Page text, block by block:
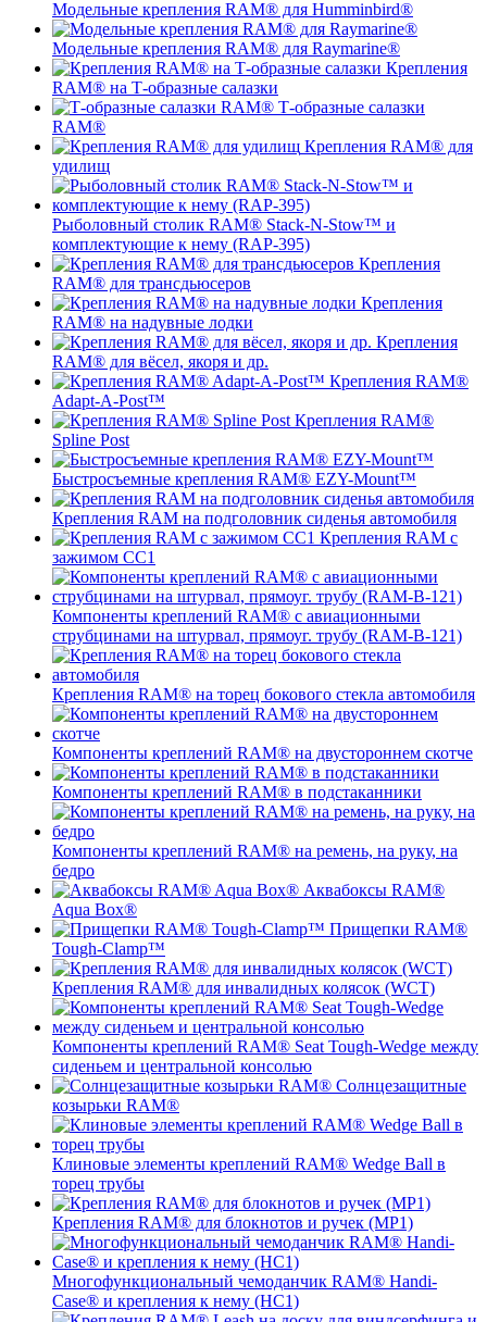
Модельные крепления RAM® для Humminbird®
Модельные крепления RAM® для Raymarine®
Крепления
RAM® на Т-образные салазки
Т-образные салазки
RAM®
Крепления RAM® для
удилищ
Рыболовный столик RAM® Stack-N-Stow™ и
комплектующие к нему (RAP-395)
Крепления
RAM® для трансдьюсеров
Крепления
RAM® на надувные лодки
Крепления
RAM® для вёсел, якоря и др.
Крепления RAM®
Adapt-A-Post™
Крепления RAM®
Spline Post
Быстросъемные крепления RAM® EZY-Mount™
Крепления RAM на подголовник сиденья автомобиля
Крепления RAM с
зажимом СС1
Компоненты креплений RAM® с авиационными
струбцинами на штурвал, прямоуг. трубу (RAM-B-121)
Крепления RAM® на торец бокового стекла автомобиля
Компоненты креплений RAM® на двустороннем скотче
Компоненты креплений RAM® в подстаканники
Компоненты креплений RAM® на ремень, на руку, на
бедро
Аквабоксы RAM®
Aqua Box®
Прищепки RAM®
Tough-Clamp™
Крепления RAM® для инвалидных колясок (WCT)
Компоненты креплений RAM® Seat Tough-Wedge между
сиденьем и центральной консолью
Солнцезащитные
козырьки RAM®
Клиновые элементы креплений RAM® Wedge Ball в
торец трубы
Крепления RAM® для блокнотов и ручек (MP1)
Многофункциональный чемоданчик RAM® Handi-
Case® и крепления к нему (HC1)